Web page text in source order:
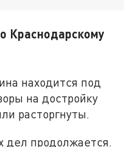
Краснодарскому
находится под
на достройку
расторгнуты.
дел продолжается.